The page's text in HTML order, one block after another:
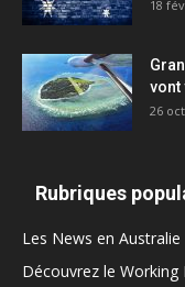
18
vont
26
Rubriques
Les News en Australie
Découvrez le Working